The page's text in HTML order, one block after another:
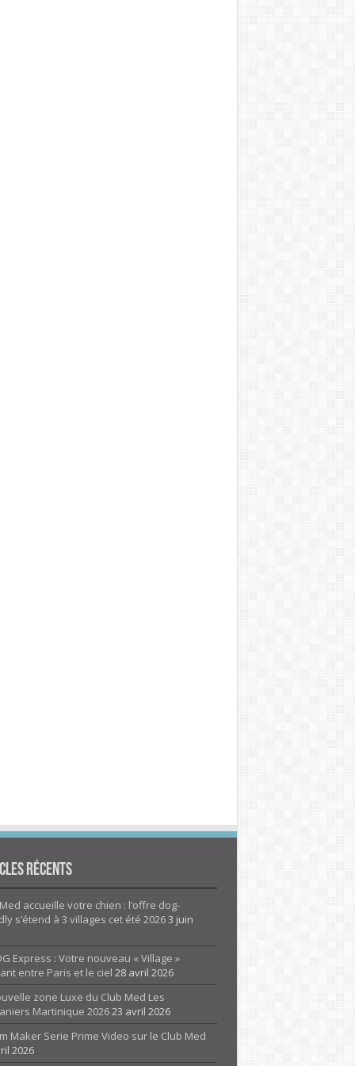
Récents
accueille votre chien : l’offre dog-
s’étend à 3 villages cet été 20263 juin
Express : Votre nouveau « Village »
entre Paris et le ciel 28 avril 2026
zone Luxe du Club Med Les
Martinique 202623 avril 2026
Maker Serie Prime Video sur le Club Med
2026